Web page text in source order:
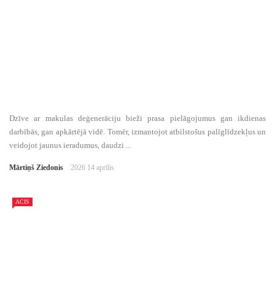
Dzīve ar makulas deģenerāciju bieži prasa pielāgojumus gan ikdienas
darbībās, gan apkārtējā vidē. Tomēr, izmantojot atbilstošus palīglīdzekļus un
veidojot jaunus ieradumus, daudzi ...
Mārtiņš Ziedonis 2026 14 aprīlis
ACIS